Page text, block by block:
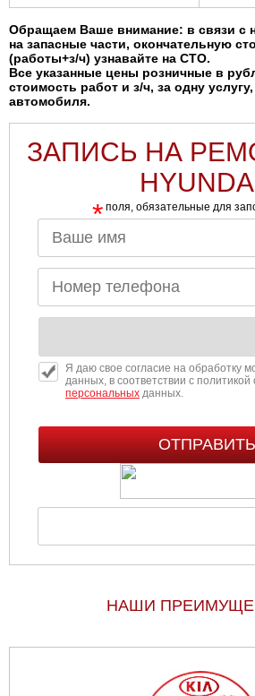
Обращаем Ваше внимание: в связи с
на запасные части, окончательную
(работы+з/ч) узнавайте на СТО.
Все указанные цены розничные в
стоимость работ и з/ч, за одну
автомобиля.
ЗАПИСЬ НА
* поля, обязательные для
Я даю свое согласие на обработку
данных, в соответствии с политикой
персональныхданных.
НАШИ